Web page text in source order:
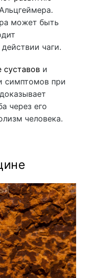
может быть
чаги.
суставов и
симптомов при
через его
человека.